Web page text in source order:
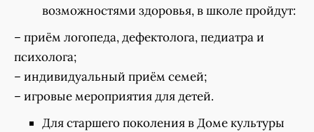
возможностями здоровья, в школе пройдут:
– приём логопеда, дефектолога, педиатра и
психолога;
– индивидуальный приём семей;
– игровые мероприятия для детей.
Для старшего поколения в Доме культуры